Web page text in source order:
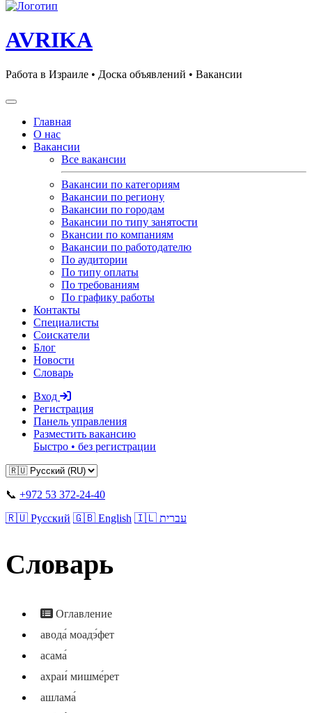
AVRIKA
Работа в Израиле • Доска объявлений • Вакансии
Главная
О нас
Вакансии
Все вакансии
Вакансии по категориям
Вакансии по региону
Вакансии по городам
Вакансии по типу занятости
Вкансии по компаниям
Вакансии по работодателю
По аудитории
По типу оплаты
По требованиям
По графику работы
Контакты
Специалисты
Соискатели
Блог
Новости
Словарь
Вход
Регистрация
Панель управления
Разместить вакансию
Быстро • без регистрации
📞 +972 53 372-24-40
🇷🇺 Русский 🇬🇧 English 🇮🇱 עברית
Словарь
Оглавление
авода́ моадэ́фет
асама́
ахраи́ мишме́рет
ашлама́